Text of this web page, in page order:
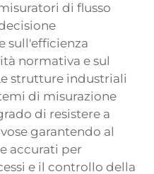
di flusso
sull'efficienza
normativa e sul
strutture industriali
di misurazione
di resistere a
garantendo al
accurati per
e il controllo della